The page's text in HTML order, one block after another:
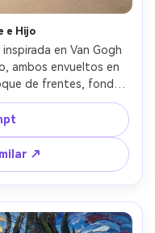
e Hijo
en Van Gogh
ambos envueltos en
de frentes, fondo
y una lámpara
impasto en cabello y
reconfortante,
retrato familiar de
poca profundidad
suave --ar 4:5
↗
IA
%